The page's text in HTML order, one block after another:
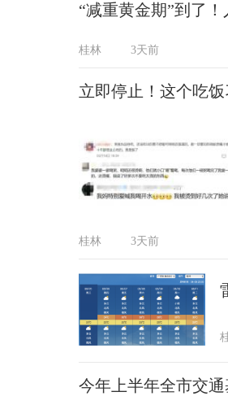
“减重黄金期”到了
桂林 3天前
立即停止！这个吃
桂林 3天前
今年上半年全市交